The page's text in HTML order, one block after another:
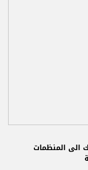
الى المنظمات